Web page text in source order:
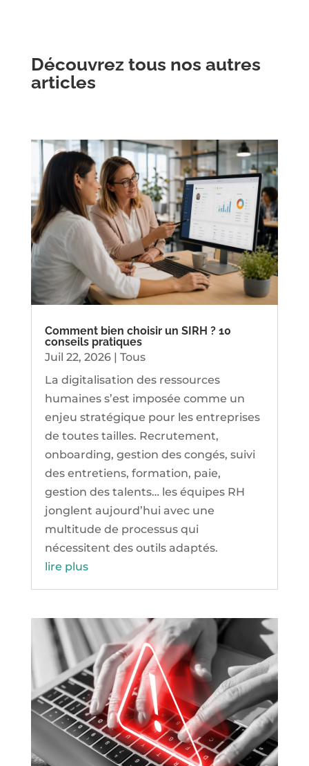
Découvrez tous nos autres
articles
Comment bien choisir un SIRH ? 10
conseils pratiques
Juil 22, 2026| Tous
La digitalisation des ressources
humaines s’est imposée comme un
enjeu stratégique pour les entreprises
de toutes tailles. Recrutement,
onboarding, gestion des congés, suivi
des entretiens, formation, paie,
gestion des talents… les équipes RH
jonglent aujourd’hui avec une
multitude de processus qui
nécessitent des outils adaptés.
lire plus